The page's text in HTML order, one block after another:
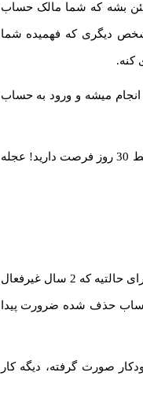
بشه که شما مالک حساب
شخص دیگری که فهمیده شما
کنه.
میشه و ورود به حساب
فراموش نکنید که برای استفاده از این صفحه جهت بازیابی ایمیل حذف شده، فقط 30 روز فرصت دارید! عجله
گوگل به صورت خودکار ایمیل‌هایی که فعالیت ندارن رو حذف میکنه!!! البته این برای حالتیه که 2 سال غیرفعال
حساب حذف شده ضرورت پیدا
صورت گرفته، دیگه کار